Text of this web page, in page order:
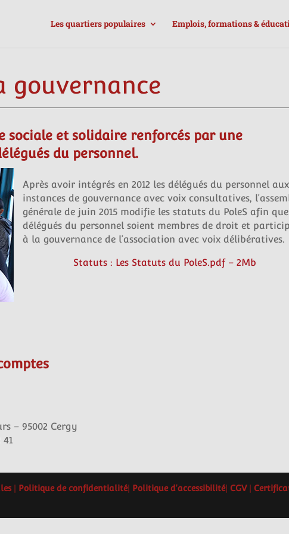
Les quartiers populaires Emplois, formations &
gouvernance
sociale et solidaire renforcés par une
du personnel.
Après avoir intégrés en 2012 les délégués du personnel aux
instances de gouvernance avec voix consultatives,
générale de juin 2015 modifie les statuts du PoleS afin
délégués du personnel soient membres de droit et
à la gouvernance de l’association avec voix délibératives.
Statuts : Les Statuts du PoleS.pdf – 2Mb
– 95002 Cergy
41
| Politique de confidentialité| Politique d'accessibilité| CGV|